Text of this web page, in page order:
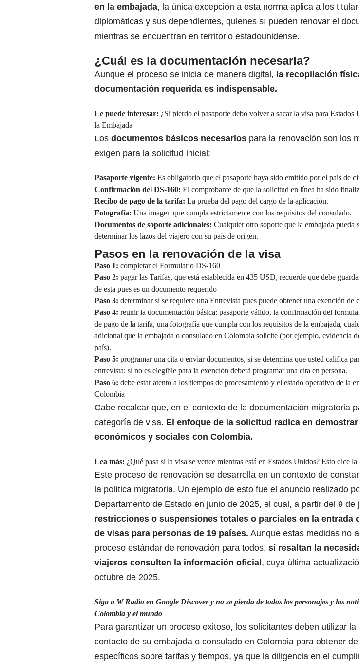
en la embajada, la única excepción a esta norma aplica a los
diplomáticas y sus dependientes, quienes sí pueden renovar el
mientras se encuentran en territorio estadounidense.
¿Cuál es la documentación necesaria?
Aunque el proceso se inicia de manera digital, la recopilación
documentación requerida es indispensable.
Le puede interesar: ¿Si pierdo el pasaporte debo volver a sacar la visa para Estados
la Embajada
Los documentos básicos necesarios para la renovación son los
exigen para la solicitud inicial:
Pasaporte vigente: Es obligatorio que el pasaporte haya sido emitido por el país de
Confirmación del DS-160: El comprobante de que la solicitud en línea ha sido
Recibo de pago de la tarifa: La prueba del pago del cargo de la aplicación.
Fotografía: Una imagen que cumpla estrictamente con los requisitos del consulado.
Documentos de soporte adicionales: Cualquier otro soporte que la embajada pueda
determinar los lazos del viajero con su país de origen.
Pasos en la renovación de la visa
Paso 1: completar el Formulario DS-160
Paso 2: pagar las Tarifas, que está establecida en 435 USD, recuerde que debe
de esta pues es un documento requerido
Paso 3: determinar si se requiere una Entrevista pues puede obtener una exención de
Paso 4: reunir la documentación básica: pasaporte válido, la confirmación del
de pago de la tarifa, una fotografía que cumpla con los requisitos de la embajada,
adicional que la embajada o consulado en Colombia solicite (por ejemplo, evidencia
país).
Paso 5: programar una cita o enviar documentos, si se determina que usted califica
entrevista; si no es elegible para la exención deberá programar una cita en persona.
Paso 6: debe estar atento a los tiempos de procesamiento y el estado operativo de la
Colombia
Cabe recalcar que, en el contexto de la documentación migratoria
categoría de visa. El enfoque de la solicitud radica en
económicos y sociales con Colombia.
Lea más: ¿Qué pasa si la visa se vence mientras está en Estados Unidos? Esto dice
Este proceso de renovación se desarrolla en un contexto de
la política migratoria. Un ejemplo de esto fue el anuncio realizado
Departamento de Estado en junio de 2025, el cual, a partir del 9 de
restricciones o suspensiones totales o parciales en la entrada
de visas para personas de 19 países. Aunque estas medidas no
proceso estándar de renovación para todos, sí resaltan la
viajeros consulten la información oficial , cuya última
octubre de 2025.
Siga a W Radio en Google Discover y no se pierda de todos los personajes y las
Colombia y el mundo
Para garantizar un proceso exitoso, los solicitantes deben utilizar
contacto de su embajada o consulado en Colombia para obtener
específicos sobre tarifas y tiempos, ya que la diligencia en el